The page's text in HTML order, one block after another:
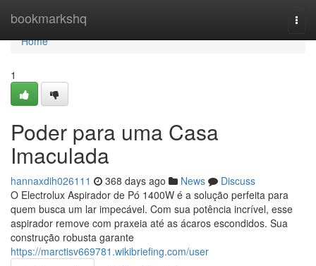
bookmarkshq
Home
Home
1
Poder para uma Casa
Imaculada
hannaxdih026111 368 days ago News
Discuss
O Electrolux Aspirador de Pó 1400W é a solução perfeita para
quem busca um lar impecável. Com sua potência incrível, esse
aspirador remove com praxeia até as ácaros escondidos. Sua
construção robusta garante
https://marctisv669781.wikibriefing.com/user